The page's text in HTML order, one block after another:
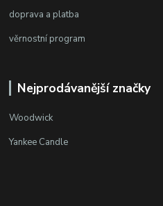
doprava a platba
věrnostní program
Nejprodávanější značky
Woodwick
Yankee Candle